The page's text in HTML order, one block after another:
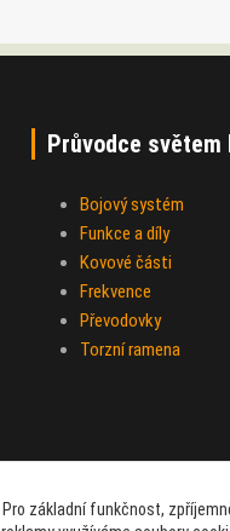
Průvodce světem
Bojový systém
Funkce a díly
Kovové části
Frekvence
Převodovky
Torzní ramena
Pro základní funkčnost,